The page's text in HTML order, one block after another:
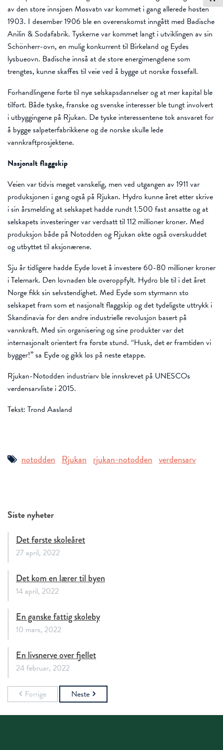
av den store innsjøen Møsvatn var kommet i gang allerede høsten
1903. I desember 1906 ble en overenskomst inngått med Badische
Anilin & Sodafabrik. Tyskerne var kommet langt i utviklingen av sin
Schönherr-ovn, en mulig konkurrent til Birkeland og Eydes
lysbueovn. Badische innså at de store energimengdene som
trengtes, kunne skaffes til veie ved å bygge ut norske fossefall.
Forhandlingene førte til nye selskapsdannelser og at mer kapital ble
tilført. Både tyske, franske og svenske interesser ble tungt involvert
i utbyggingene på Rjukan. De tyske interessentene tok ansvaret for
å bygge salpeterfabrikkene og de norske skulle lede
vannkraftprosjektene.
Nasjonalt flaggskip
Veien var tidvis meget vanskelig, men ved utgangen av 1911 var
produksjonen i gang også på Rjukan. Hydro kunne året etter skrive
i sin årsmelding at selskapet hadde rundt 1.500 fast ansatte og at
selskapets investeringer var verdsatt til 112 millioner kroner. Med
produksjon både på Notodden og Rjukan økte også overskuddet
og utbyttet til aksjonærene.
Sju år tidligere hadde Eyde lovet å investere 60-80 millioner kroner
i Telemark. Den lovnaden ble overoppfylt. Hydro ble til i det året
Norge fikk sin selvstendighet. Med Eyde som styrmann sto
selskapet fram som et nasjonalt flaggskip og det tydeligste uttrykk i
Skandinavia for den andre industrielle revolusjon basert på
vannkraft. Med sin organisering og sine produkter var det
internasjonalt orientert fra første stund. “Husk, det er framtiden vi
bygger!” sa Eyde og gikk løs på neste etappe.
Rjukan-Notodden industriarv ble innskrevet på UNESCOs
verdensarvliste i 2015.
Tekst: Trond Aasland
notodden Rjukan rjukan-notodden verdensarv
Siste nyheter
Det første skoleåret
27 april, 2022
Det kom en lærer til byen
14 april, 2022
En ganske fattig skoleby
10 mars, 2022
En livsnerve over fjellet
24 februar, 2022
Forrige Neste